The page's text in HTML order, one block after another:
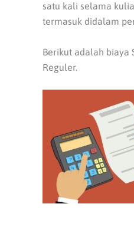
satu kali selama
termasuk didalam
Berikut adalah biaya
Reguler.